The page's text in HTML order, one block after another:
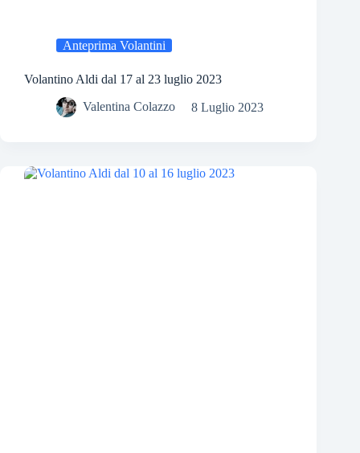
Anteprima Volantini
Volantino Aldi dal 17 al 23 luglio 2023
Valentina Colazzo 8 Luglio 2023